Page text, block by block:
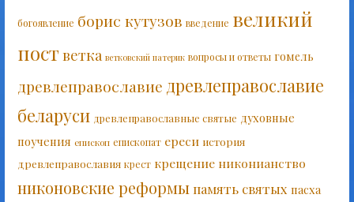
богоявление борис кутузов введение великий
постветка ветковский патерик вопросы и ответы гомель
древлеправославие древлеправославие
беларуси древлеправославные святые духовные
поучения епископ епископат ереси история
древлеправославия крест крещение никонианство
никоновские реформыпамять святых пасха